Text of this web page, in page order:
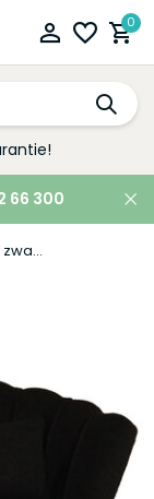
0
66 300